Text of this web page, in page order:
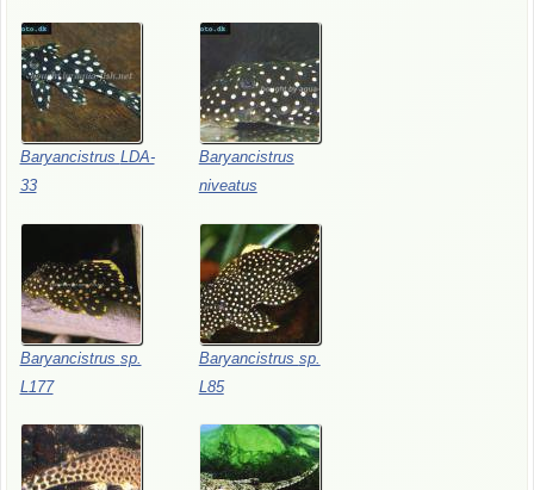
Baryancistrus LDA-
33
Baryancistrus
niveatus
Baryancistrus sp.
L177
Baryancistrus sp.
L85